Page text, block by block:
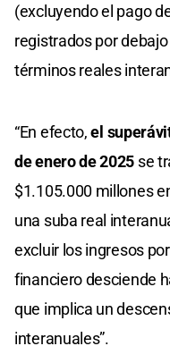
(excluyendo el pago
registrados por
términos reales
“En efecto,el
de enero de 2025 se
$1.105.000 millones
una suba real
excluir los ingresos
financiero desciende
que implica un
interanuales”.